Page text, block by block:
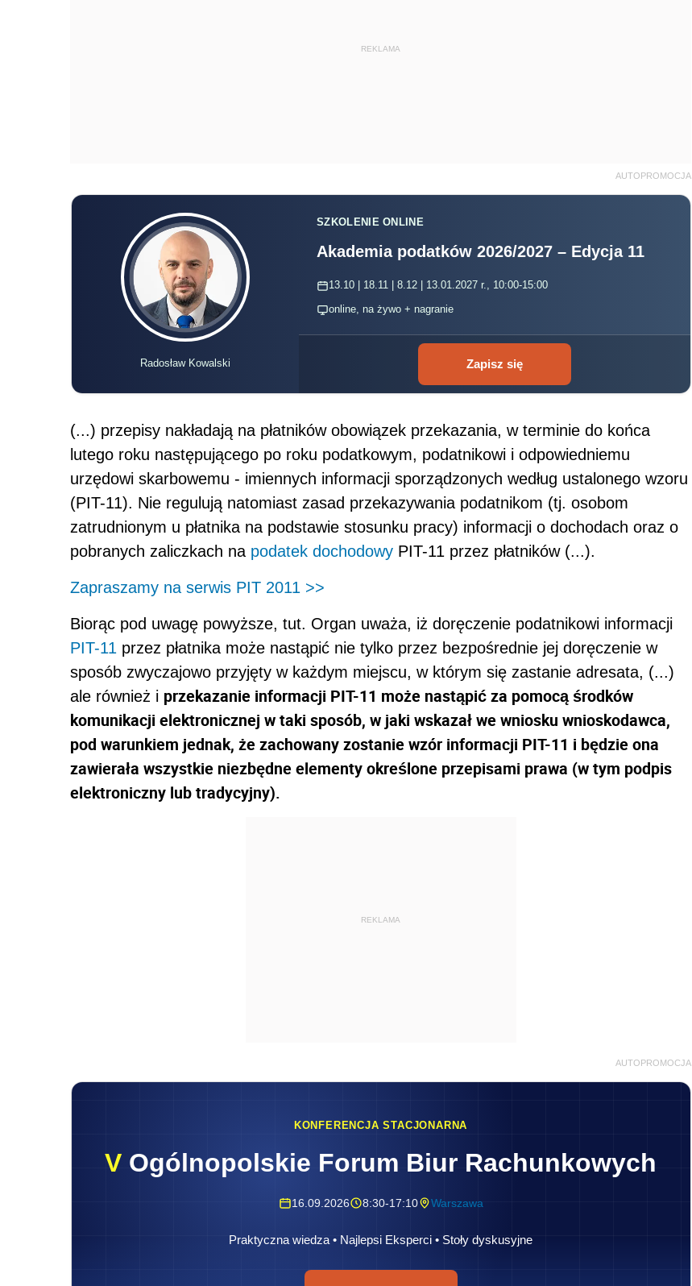
REKLAMA
AUTOPROMOCJA
Radosław Kowalski
SZKOLENIE ONLINE
Akademia podatków 2026/2027 – Edycja 11
13.10 | 18.11 | 8.12 | 13.01.2027 r., 10:00-15:00
online, na żywo + nagranie
Zapisz się
(...) przepisy nakładają na płatników obowiązek przekazania, w terminie do końca
lutego roku następującego po roku podatkowym, podatnikowi i odpowiedniemu
urzędowi skarbowemu - imiennych informacji sporządzonych według ustalonego wzoru
(PIT-11). Nie regulują natomiast zasad przekazywania podatnikom (tj. osobom
zatrudnionym u płatnika na podstawie stosunku pracy) informacji o dochodach oraz o
pobranych zaliczkach na podatek dochodowy PIT-11 przez płatników (...).
Zapraszamy na serwis PIT 2011 >>
Biorąc pod uwagę powyższe, tut. Organ uważa, iż doręczenie podatnikowi informacji
PIT-11 przez płatnika może nastąpić nie tylko przez bezpośrednie jej doręczenie w
sposób zwyczajowo przyjęty w każdym miejscu, w którym się zastanie adresata, (...)
ale również i przekazanie informacji PIT-11 może nastąpić za pomocą środków
komunikacji elektronicznej w taki sposób, w jaki wskazał we wniosku wnioskodawca,
pod warunkiem jednak, że zachowany zostanie wzór informacji PIT-11 i będzie ona
zawierała wszystkie niezbędne elementy określone przepisami prawa (w tym podpis
elektroniczny lub tradycyjny).
REKLAMA
AUTOPROMOCJA
KONFERENCJA STACJONARNA
V Ogólnopolskie Forum Biur Rachunkowych
16.09.2026 8:30-17:10 Warszawa
Praktyczna wiedza • Najlepsi Eksperci • Stoły dyskusyjne